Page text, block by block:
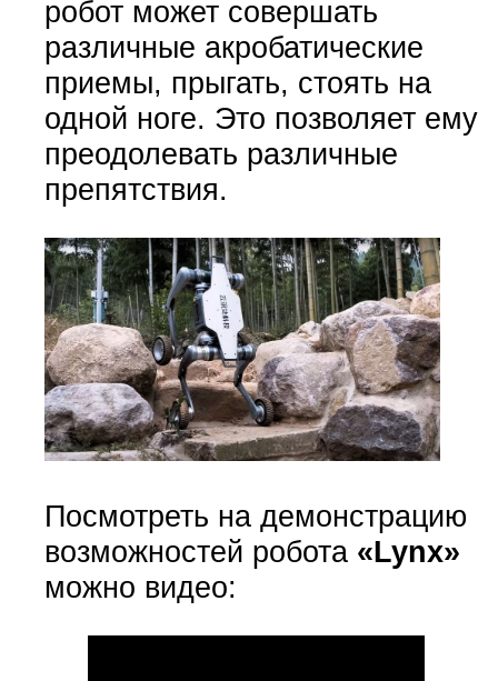
робот может совершать
различные акробатические
приемы, прыгать, стоять на
одной ноге. Это позволяет ему
преодолевать различные
препятствия.
Посмотреть на демонстрацию
возможностей робота «Lynx»
можно видео: